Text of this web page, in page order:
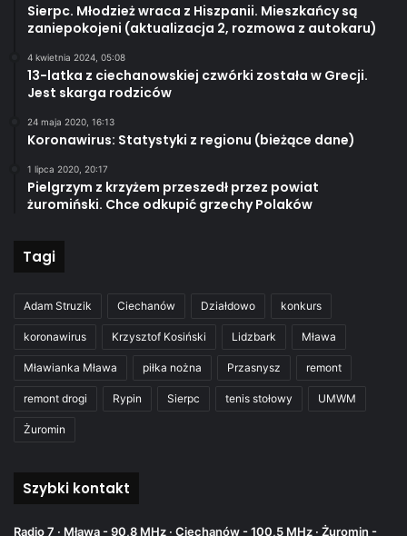
Sierpc. Młodzież wraca z Hiszpanii. Mieszkańcy są
zaniepokojeni (aktualizacja 2, rozmowa z autokaru)
4 kwietnia 2024, 05:08
13-latka z ciechanowskiej czwórki została w Grecji.
Jest skarga rodziców
24 maja 2020, 16:13
Koronawirus: Statystyki z regionu (bieżące dane)
1 lipca 2020, 20:17
Pielgrzym z krzyżem przeszedł przez powiat
żuromiński. Chce odkupić grzechy Polaków
Tagi
Adam Struzik Ciechanów Działdowo konkurs
koronawirus Krzysztof Kosiński Lidzbark Mława
Mławianka Mława piłka nożna Przasnysz remont
remont drogi Rypin Sierpc tenis stołowy UMWM
Żuromin
Szybki kontakt
Radio 7 · Mława - 90,8 MHz · Ciechanów - 100,5 MHz · Żuromin -